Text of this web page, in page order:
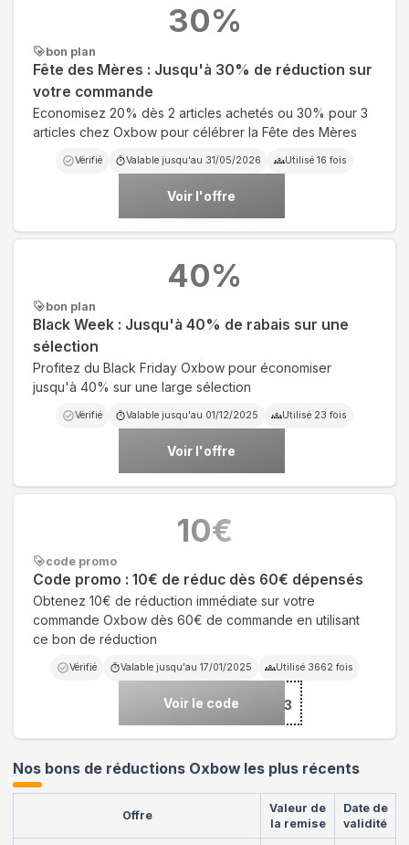
bon plan
Fête des Mères : Jusqu'à 30% de réduction sur
votre commande
Economisez 20% dès 2 articles achetés ou 30% pour 3
articles chez Oxbow pour célébrer la Fête des Mères
Vérifié Valable jusqu'au 31/05/2026 Utilisé 16 fois
Voir l'offre
30%
bon plan
Black Week : Jusqu'à 40% de rabais sur une
sélection
Profitez du Black Friday Oxbow pour économiser
jusqu'à 40% sur une large sélection
Vérifié Valable jusqu'au 01/12/2025 Utilisé 23 fois
Voir l'offre
40%
code promo
Code promo : 10€ de réduc dès 60€ dépensés
Obtenez 10€ de réduction immédiate sur votre
commande Oxbow dès 60€ de commande en utilisant
ce bon de réduction
Vérifié Valable jusqu'au 17/01/2025 Utilisé 3662 fois
Voir le code***IVOXB43
10€
Nos bons de réductions Oxbow les plus récents
Offre
Valeur de
la remise
Date de
validité